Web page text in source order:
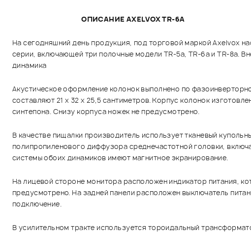
ОПИСАНИЕ AXELVOX TR-6A
На сегодняшний день продукция, под торговой маркой Axelvox
серии, включающей три полочные модели TR-5a, TR-6a и TR-8a.
динамика
Акустическое оформление колонок выполнено по
составляют 21 х 32 х 25,5 сантиметров. Корпус колонок
синтепона. Снизу корпуса ножек не предусмотрено.
В качестве пищалки производитель использует тканевый
полипропиленового диффузора среднечастотной головки,
системы обоих динамиков имеют магнитное экранирование.
На лицевой стороне монитора расположен индикатор питания,
предусмотрено. На задней панели расположен выключатель
подключение.
В усилительном тракте используется тороидальный